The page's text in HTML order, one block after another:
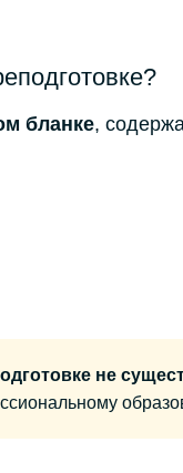
бланке,
не